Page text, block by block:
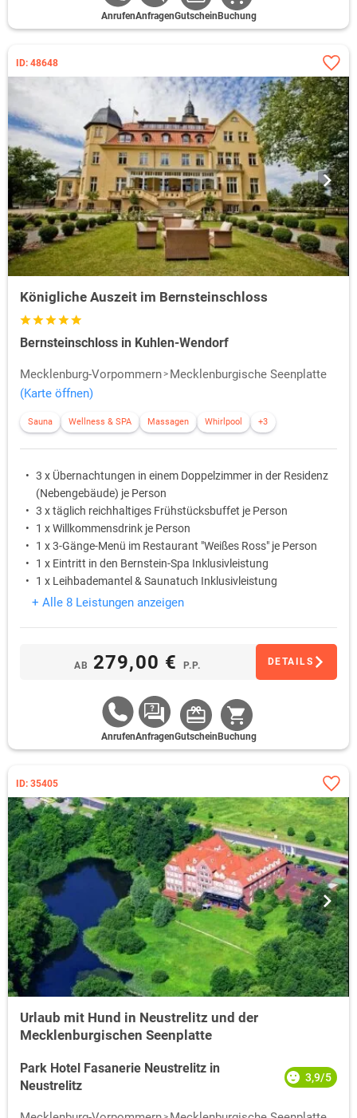
AnrufenAnfragenGutschein Buchung
ID: 48648
Königliche Auszeit im Bernsteinschloss
Bernsteinschloss in Kuhlen-Wendorf
Mecklenburg-Vorpommern
Mecklenburgische Seenplatte
(Karte öffnen)
Sauna Wellness & SPA Massagen Whirlpool +3
3 x Übernachtungen in einem Doppelzimmer in der Residenz
(Nebengebäude) je Person
3 x täglich reichhaltiges Frühstücksbuffet je Person
1 x Willkommensdrink je Person
1 x 3-Gänge-Menü im Restaurant "Weißes Ross" je Person
1 x Eintritt in den Bernstein-Spa Inklusivleistung
1 x Leihbademantel & Saunatuch Inklusivleistung
+ Alle 8 Leistungen anzeigen
AB 279,00 € P.P. DETAILS
AnrufenAnfragenGutschein Buchung
ID: 35405
Urlaub mit Hund in Neustrelitz und der
Mecklenburgischen Seenplatte
Park Hotel Fasanerie Neustrelitz in
Neustrelitz
3,9/5